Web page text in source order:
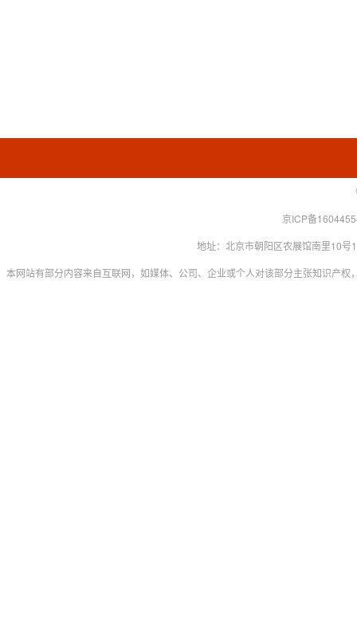
京ICP备
地址：北京市朝阳区农展馆南里10
本网站有部分内容来自互联网，如媒体、公司、企业或个人对该部分主张知识产